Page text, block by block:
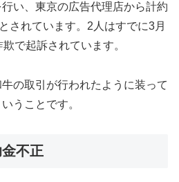
い、東京の広告代理店から計約
されています。2人はすでに3月
で起訴されています。
の取引が行われたように装って
うことです。
不正